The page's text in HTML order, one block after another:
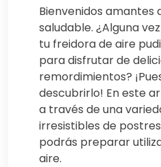
Bienvenidos
saludable. ¿Alguna
tu freidora de aire
para disfrutar de
remordimientos?
descubrirlo! En este
a través de una
irresistibles de
podrás preparar
aire.